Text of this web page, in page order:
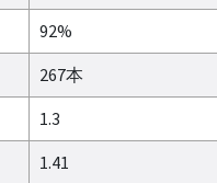
92%
267本
1.3
1.41